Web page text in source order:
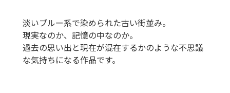
淡いブルー系で染められた古い街並み。
現実なのか、記憶の中なのか。
過去の思い出と現在が混在するかのような不思議
な気持ちになる作品です。